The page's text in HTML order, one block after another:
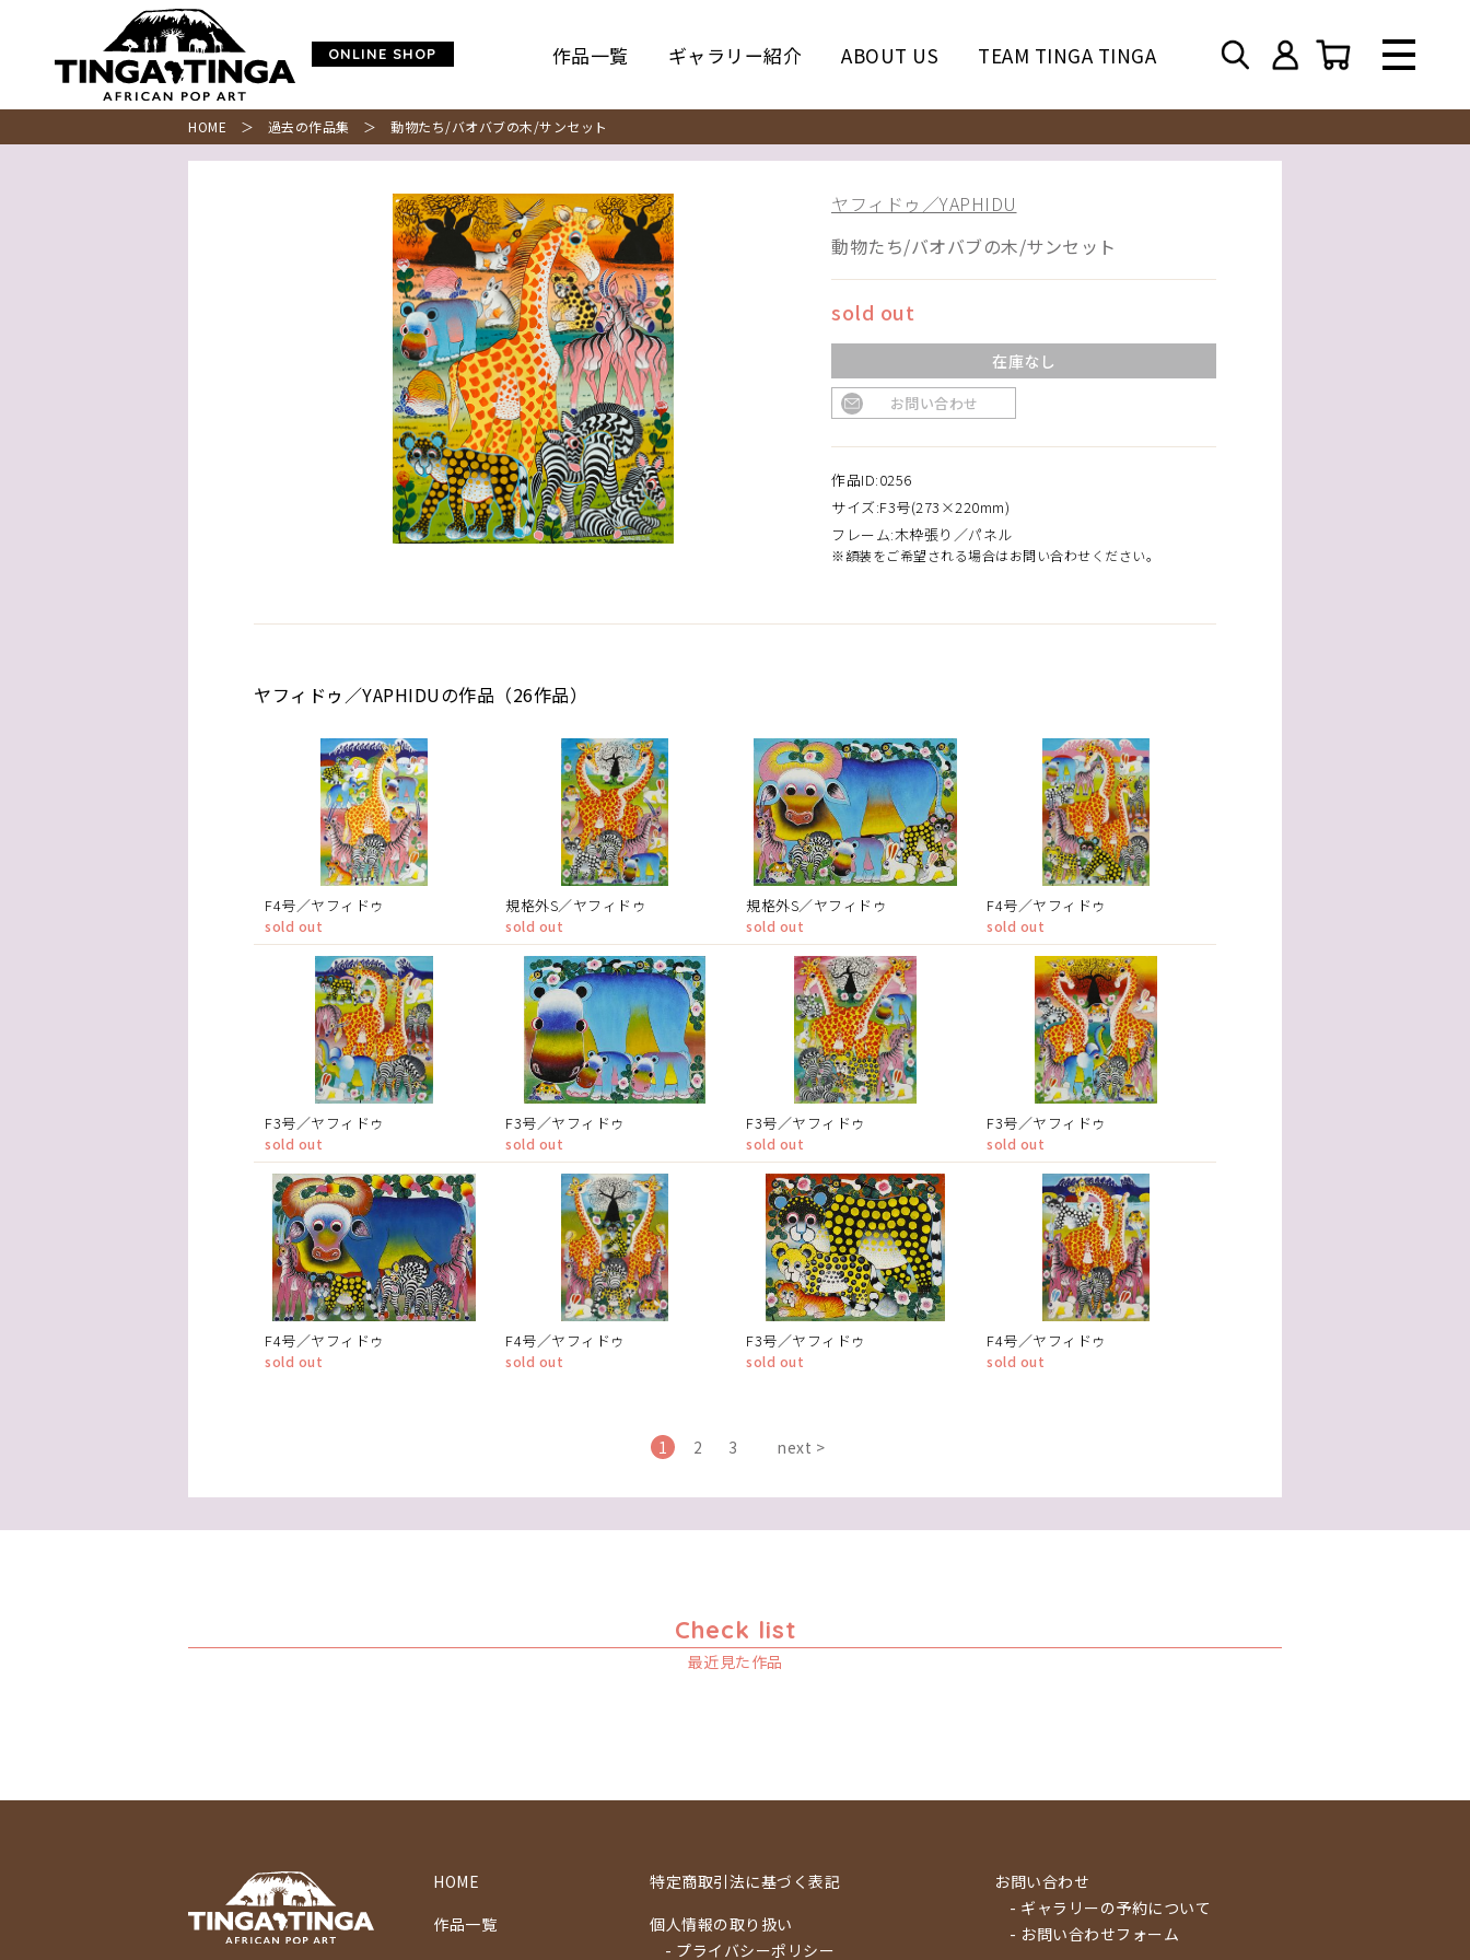
ONLINE SHOP 作品一覧 ギャラリー紹介 ABOUT US TEAM TINGA TINGA
HOME ＞ 過去の作品集 ＞ 動物たち/バオバブの木/サンセット
ヤフィドゥ／YAPHIDU
動物たち/バオバブの木/サンセット
sold out
在庫なし
お問い合わせ
作品ID:0256
サイズ:F3号(273×220mm)
フレーム:木枠張り／パネル
※額装をご希望される場合はお問い合わせください。
ヤフィドゥ／YAPHIDUの作品（26作品）
F4号／ヤフィドゥ
sold out
規格外S／ヤフィドゥ
sold out
規格外S／ヤフィドゥ
sold out
F4号／ヤフィドゥ
sold out
F3号／ヤフィドゥ
sold out
F3号／ヤフィドゥ
sold out
F3号／ヤフィドゥ
sold out
F3号／ヤフィドゥ
sold out
F4号／ヤフィドゥ
sold out
F4号／ヤフィドゥ
sold out
F3号／ヤフィドゥ
sold out
F4号／ヤフィドゥ
sold out
1 2 3 next >
Check list
最近見た作品
HOME
作品一覧
特定商取引法に基づく表記
個人情報の取り扱い
- プライバシーポリシー
お問い合わせ
- ギャラリーの予約について
- お問い合わせフォーム